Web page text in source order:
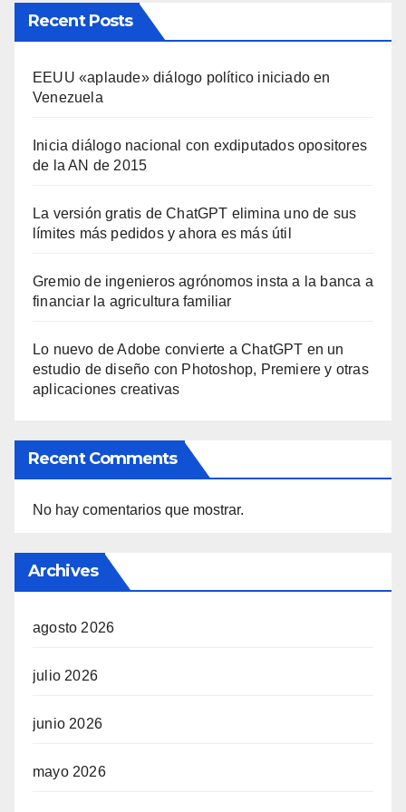
Recent Posts
EEUU «aplaude» diálogo político iniciado en
Venezuela
Inicia diálogo nacional con exdiputados opositores
de la AN de 2015
La versión gratis de ChatGPT elimina uno de sus
límites más pedidos y ahora es más útil
Gremio de ingenieros agrónomos insta a la banca a
financiar la agricultura familiar
Lo nuevo de Adobe convierte a ChatGPT en un
estudio de diseño con Photoshop, Premiere y otras
aplicaciones creativas
Recent Comments
No hay comentarios que mostrar.
Archives
agosto 2026
julio 2026
junio 2026
mayo 2026